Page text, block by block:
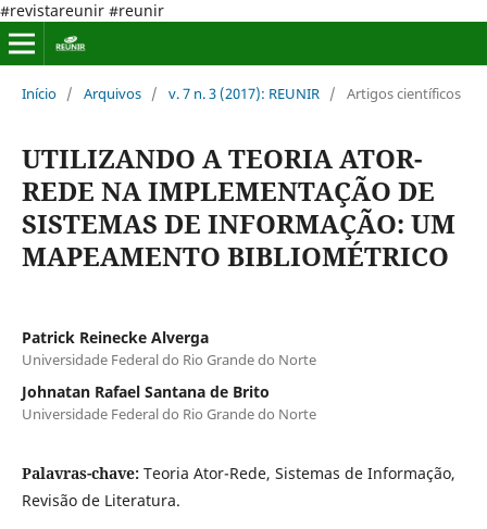
#revistareunir #reunir
Início / Arquivos / v. 7 n. 3 (2017): REUNIR / Artigos científicos
UTILIZANDO A TEORIA ATOR-
REDE NA IMPLEMENTAÇÃO DE
SISTEMAS DE INFORMAÇÃO: UM
MAPEAMENTO BIBLIOMÉTRICO
Patrick Reinecke Alverga
Universidade Federal do Rio Grande do Norte
Johnatan Rafael Santana de Brito
Universidade Federal do Rio Grande do Norte
Palavras-chave: Teoria Ator-Rede, Sistemas de Informação,
Revisão de Literatura.